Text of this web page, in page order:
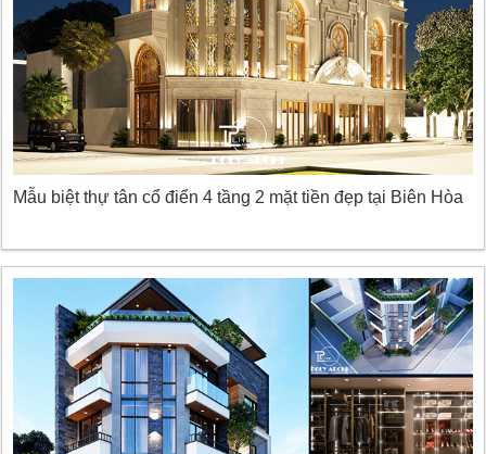
Mẫu biệt thự tân cổ điển 4 tầng 2 mặt tiền đẹp tại Biên Hòa